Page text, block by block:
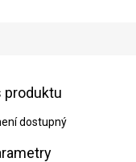
produktu
dostupný